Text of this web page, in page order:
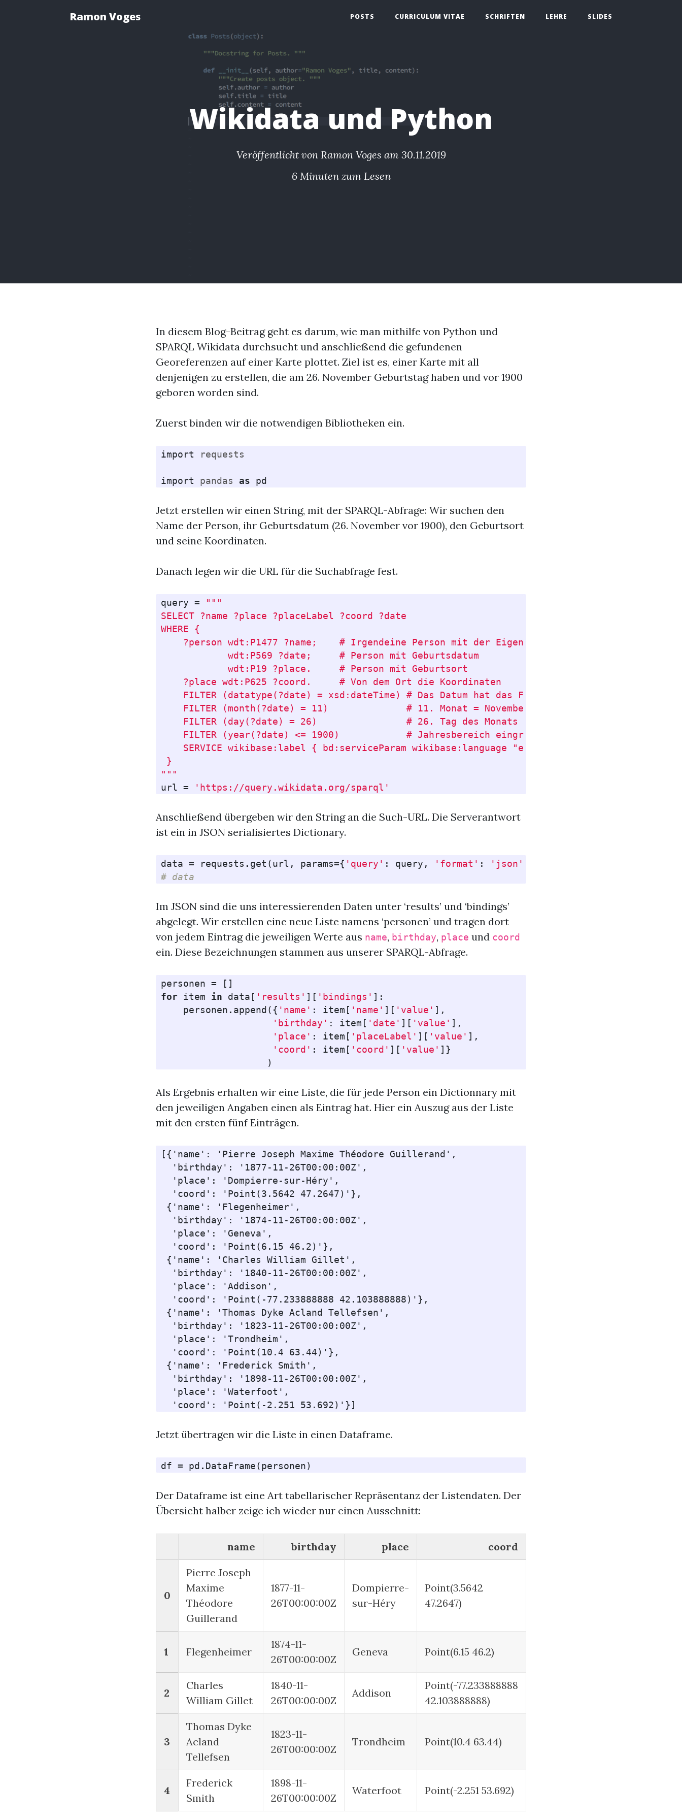
Ramon Voges POSTS CURRICULUM VITAE SCHRIFTEN LEHRE SLIDES
Wikidata und Python
Veröffentlicht von Ramon Voges am 30.11.2019
6 Minuten zum Lesen
In diesem Blog-Beitrag geht es darum, wie man mithilfe von Python und
SPARQL Wikidata durchsucht und anschließend die gefundenen
Georeferenzen auf einer Karte plottet. Ziel ist es, einer Karte mit all
denjenigen zu erstellen, die am 26. November Geburtstag haben und vor 1900
geboren worden sind.
Zuerst binden wir die notwendigen Bibliotheken ein.
import requests
import pandas as pd
Jetzt erstellen wir einen String, mit der SPARQL-Abfrage: Wir suchen den
Name der Person, ihr Geburtsdatum (26. November vor 1900), den Geburtsort
und seine Koordinaten.
Danach legen wir die URL für die Suchabfrage fest.
query =
"""
SELECT ?name ?place ?placeLabel ?coord ?date
WHERE {
    ?person wdt:P1477 ?name;    # Irgendeine Person mit der Eigenschaft "hat Namen"
            wdt:P569 ?date;     # Person mit Geburtsdatum
            wdt:P19 ?place.     # Person mit Geburtsort
    ?place wdt:P625 ?coord.     # Von dem Ort die Koordinaten
    FILTER (datatype(?date) = xsd:dateTime) # Das Datum hat das Format eines Datums
    FILTER (month(?date) = 11)              # 11. Monat = November
    FILTER (day(?date) = 26)                # 26. Tag des Monats
    FILTER (year(?date) <= 1900)            # Jahresbereich eingrenzen
    SERVICE wikibase:label { bd:serviceParam wikibase:language "en". }
}
"""
url
= 'https://query.wikidata.org/sparql'
Anschließend übergeben wir den String an die Such-URL. Die Serverantwort
ist ein in JSON serialisiertes Dictionary.
data = requests . get ( url , params={ 'query' : query , 'format' : 'json'
# data
Im JSON sind die uns interessierenden Daten unter ‘results’ und ‘bindings’
abgelegt. Wir erstellen eine neue Liste namens ‘personen’ und tragen dort
von jedem Eintrag die jeweiligen Werte aus name, birthday, place und coord
ein. Diese Bezeichnungen stammen aus unserer SPARQL-Abfrage.
personen =
[]
for item in data [ 'results' ][ 'bindings' ]:
personen . append ({ 'name' : item [ 'name' ][ 'value' ],
'birthday' : item [ 'date' ][ 'value' ],
'place' : item [ 'placeLabel' ][ 'value' ],
'coord' : item [ 'coord' ][ 'value' ]}
)
Als Ergebnis erhalten wir eine Liste, die für jede Person ein Dictionnary mit
den jeweiligen Angaben einen als Eintrag hat. Hier ein Auszug aus der Liste
mit den ersten fünf Einträgen.
[{'name': 'Pierre Joseph Maxime Théodore Guillerand',
  'birthday': '1877-11-26T00:00:00Z',
  'place': 'Dompierre-sur-Héry',
  'coord': 'Point(3.5642 47.2647)'},
{'name': 'Flegenheimer',
  'birthday': '1874-11-26T00:00:00Z',
  'place': 'Geneva',
  'coord': 'Point(6.15 46.2)'},
{'name': 'Charles William Gillet',
  'birthday': '1840-11-26T00:00:00Z',
  'place': 'Addison',
  'coord': 'Point(-77.233888888 42.103888888)'},
{'name': 'Thomas Dyke Acland Tellefsen',
  'birthday': '1823-11-26T00:00:00Z',
  'place': 'Trondheim',
  'coord': 'Point(10.4 63.44)'},
{'name': 'Frederick Smith',
  'birthday': '1898-11-26T00:00:00Z',
  'place': 'Waterfoot',
Jetzt übertragen wir die Liste in einen Dataframe.
df = pd . DataFrame ( personen )
Der Dataframe ist eine Art tabellarischer Repräsentanz der Listendaten. Der
Übersicht halber zeige ich wieder nur einen Ausschnitt:
name birthday place coord
0
Pierre Joseph
Maxime
Théodore
Guillerand
1877-11-
26T00:00:00Z
Dompierre-
sur-Héry
Point(3.5642
47.2647)
1 Flegenheimer
1874-11-
26T00:00:00Z
Geneva Point(6.15 46.2)
2
Charles
William Gillet
1840-11-
26T00:00:00Z
Addison
Point(-77.233888888
42.103888888)
3
Thomas Dyke
Acland
Tellefsen
1823-11-
26T00:00:00Z
Trondheim Point(10.4 63.44)
4
Frederick
Smith
1898-11-
26T00:00:00Z
Waterfoot Point(-2.251 53.692)